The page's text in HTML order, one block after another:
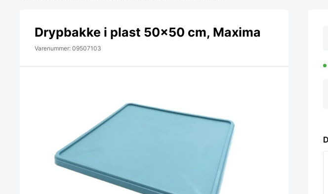
Drypbakke i plast 50×50 cm, Maxima
Varenummer: 09507103